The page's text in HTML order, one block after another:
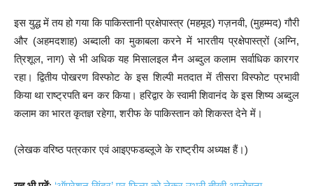
इस युद्ध में तय हो गया कि पाकिस्तानी प्रक्षेपास्त्र (महमूद) गज़नवी, (मुहम्मद) गौरी
और (अहमदशाह) अब्दाली का मुकाबला करने में भारतीय प्रक्षेपास्त्रों (अग्नि,
त्रिशूल, नाग) से भी अधिक यह मिसालइल मैन अब्दुल कलाम सर्वाधिक कारगर
रहा। द्वितीय पोखरण विस्फोट के इस शिल्पी मतदात में तीसरा विस्फोट प्रभावी
किया था राष्ट्रपति बन कर किया। हरिद्वार के स्वामी शिवानंद के इस शिष्य अब्दुल
कलाम का भारत कृतज्ञ रहेगा, शरीफ के पाकिस्तान को शिकस्त देने में।
(लेखक वरिष्ठ पत्रकार एवं आइएफडब्लूजे के राष्ट्रीय अध्यक्ष हैं।)